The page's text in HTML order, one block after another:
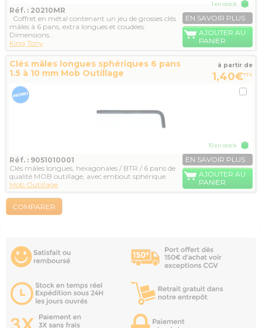
Réf. : 20210MR
Coffret en métal contenant un jeu de grosses clés
mâles à 6 pans, extra longues et coudées.
Dimensions...
King Tony
1 en stock
EN SAVOIR PLUS
AJOUTER AU
PANIER
Clés mâles longues sphériques 6 pans
1.5 à 10 mm Mob Outillage
à partir de
1,40€TTC
Réf. : 9051010001
Clés mâles longues, hexagonales / BTR / 6 pans de
qualité MOB outillage, avec embout sphérique.
Mob Outillage
10 en stock
EN SAVOIR PLUS
AJOUTER AU
PANIER
COMPARER